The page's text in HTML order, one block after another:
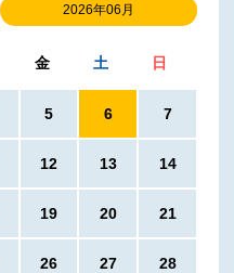
2026年06月
金 土 日
5 6 7
12 13 14
19 20 21
26 27 28